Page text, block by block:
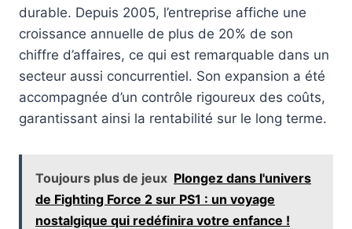
durable. Depuis 2005, l’entreprise affiche une
croissance annuelle de plus de 20% de son
chiffre d’affaires, ce qui est remarquable dans un
secteur aussi concurrentiel. Son expansion a été
accompagnée d’un contrôle rigoureux des coûts,
garantissant ainsi la rentabilité sur le long terme.
Toujours plus de jeux Plongez dans l'univers
de Fighting Force 2 sur PS1 : un voyage
nostalgique qui redéfinira votre enfance !